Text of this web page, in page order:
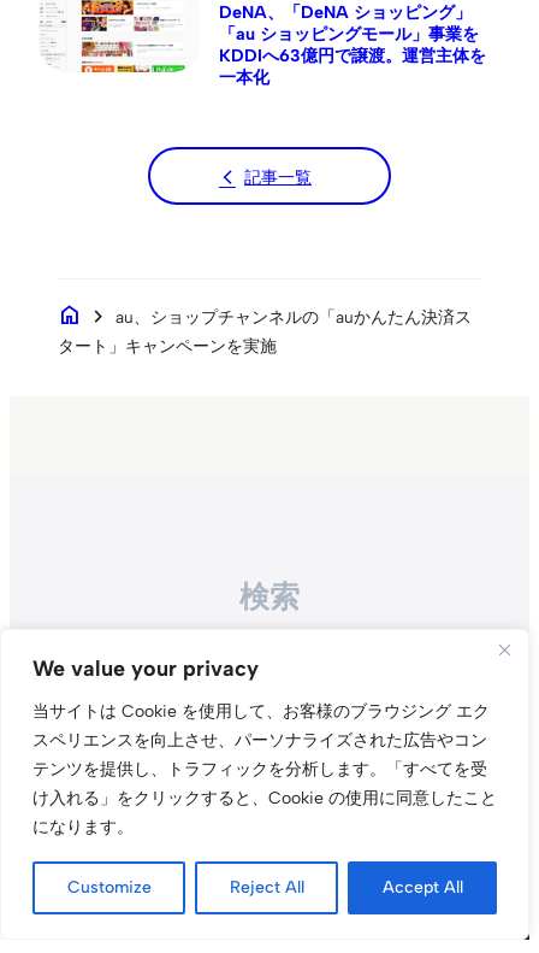
We value your privacy
当サイトは Cookie を使用して、お客様のブラウジング エク
スペリエンスを向上させ、パーソナライズされた広告やコン
テンツを提供し、トラフィックを分析します。
「すべてを受
け入れる」をクリックすると、Cookie の使用に同意したこと
になります。
Customize Reject All Accept All
DeNA、「DeNA ショッピング」
「au ショッピングモール」事業を
KDDIへ63億円で譲渡。運営主体を
一本化
記事一覧
home chevron_right
au、ショップチャンネルの「auかんたん決済ス
タート」キャンペーンを実施
検索
Search